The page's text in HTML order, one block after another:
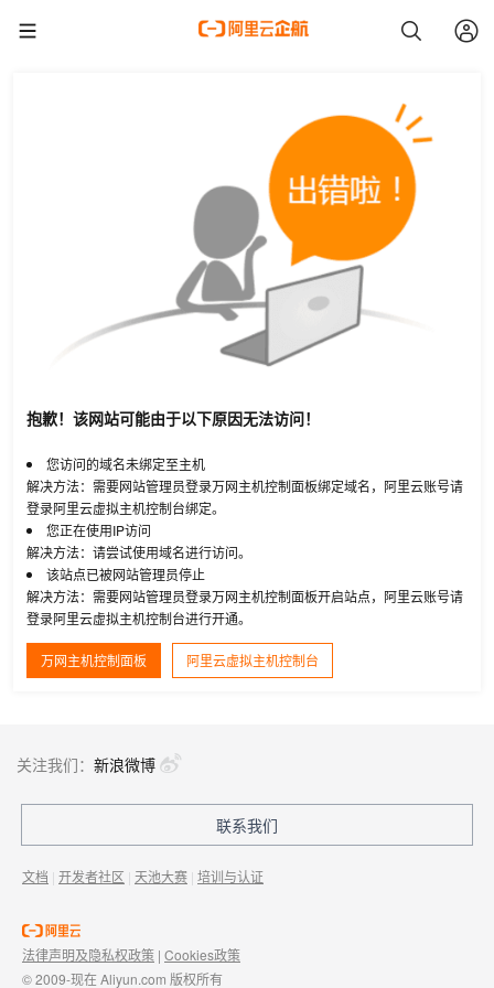
抱歉！该网站可能由于以下原因无法访问！
您访问的域名未绑定至主机
解决方法：需要网站管理员登录万网主机控制面板绑定域名，阿里云账号请
登录阿里云虚拟主机控制台绑定。
您正在使用IP访问
解决方法：请尝试使用域名进行访问。
该站点已被网站管理员停止
解决方法：需要网站管理员登录万网主机控制面板开启站点，阿里云账号请
登录阿里云虚拟主机控制台进行开通。
万网主机控制面板 阿里云虚拟主机控制台